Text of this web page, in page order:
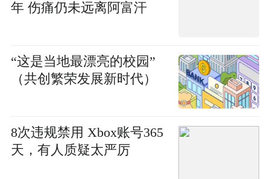
年 伤痛仍未远离阿富汗
“这是当地最漂亮的校园”
（共创繁荣发展新时代）
8次违规禁用 Xbox账号365
天，有人质疑太严厉